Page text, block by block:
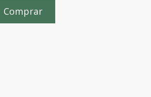
Comprar